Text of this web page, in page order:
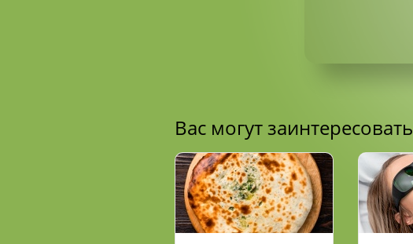
Вас могут заинтересовать